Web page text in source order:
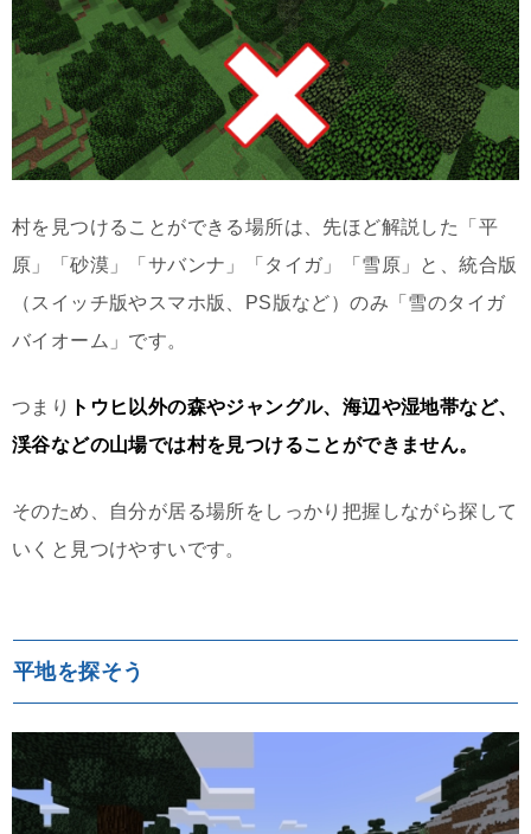
村を見つけることができる場所は、先ほど解説した「平
原」「砂漠」「サバンナ」「タイガ」「雪原」と、統合版
（スイッチ版やスマホ版、PS版など）のみ「雪のタイガ
バイオーム」です。
つまり
トウヒ以外の森やジャングル、海辺や湿地帯など、
渓谷などの山場では村を見つけることができません。
そのため、自分が居る場所をしっかり把握しながら探して
いくと見つけやすいです。
平地を探そう